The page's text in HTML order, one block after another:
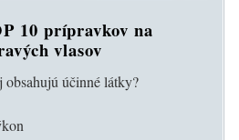
10 prípravkov na
vlasov
účinné látky?